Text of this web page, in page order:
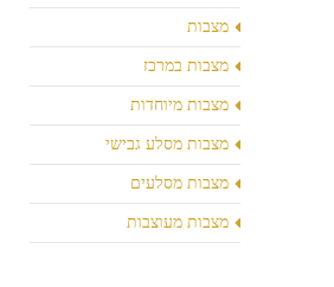
מצבות
מצבות במרכז
מצבות מיוחדות
מצבות מסלע גבישי
מצבות מסלעים
מצבות מעוצבות